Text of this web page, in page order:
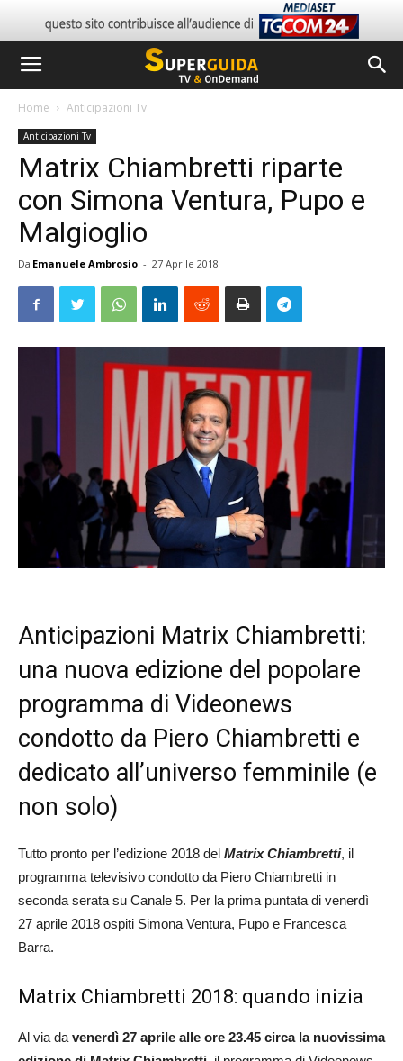
Home Anticipazioni Tv
Anticipazioni Tv
Matrix Chiambretti riparte
con Simona Ventura, Pupo e
Malgioglio
Da Emanuele Ambrosio - 27 Aprile 2018
Anticipazioni Matrix Chiambretti:
una nuova edizione del popolare
programma di Videonews
condotto da Piero Chiambretti e
dedicato all’universo femminile (e
non solo)
Tutto pronto per l’edizione 2018 del Matrix Chiambretti, il
programma televisivo condotto da Piero Chiambretti in
seconda serata su Canale 5. Per la prima puntata di venerdì
27 aprile 2018 ospiti Simona Ventura, Pupo e Francesca
Barra.
Matrix Chiambretti 2018: quando inizia
Al via da venerdì 27 aprile alle ore 23.45 circa la nuovissima